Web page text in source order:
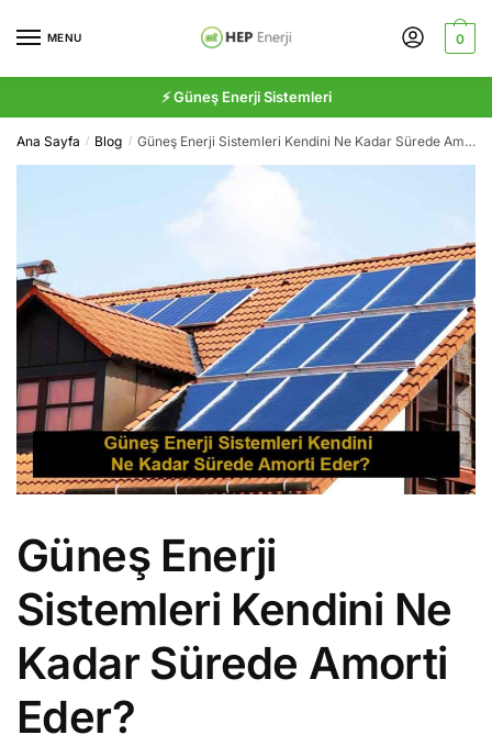
MENU 0
⚡ Güneş Enerji Sistemleri
Ana Sayfa / Blog / Güneş Enerji Sistemleri Kendini Ne Kadar Sürede Amorti Eder?
Güneş Enerji
Sistemleri Kendini Ne
Kadar Sürede Amorti
Eder?